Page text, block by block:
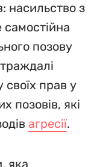
насильство з
позову
прав у
позовів, які
агресії.
яка